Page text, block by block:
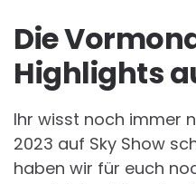
Die
Highlights
Ihr wisst noch immer
2023 auf Sky Show
haben wir für euch